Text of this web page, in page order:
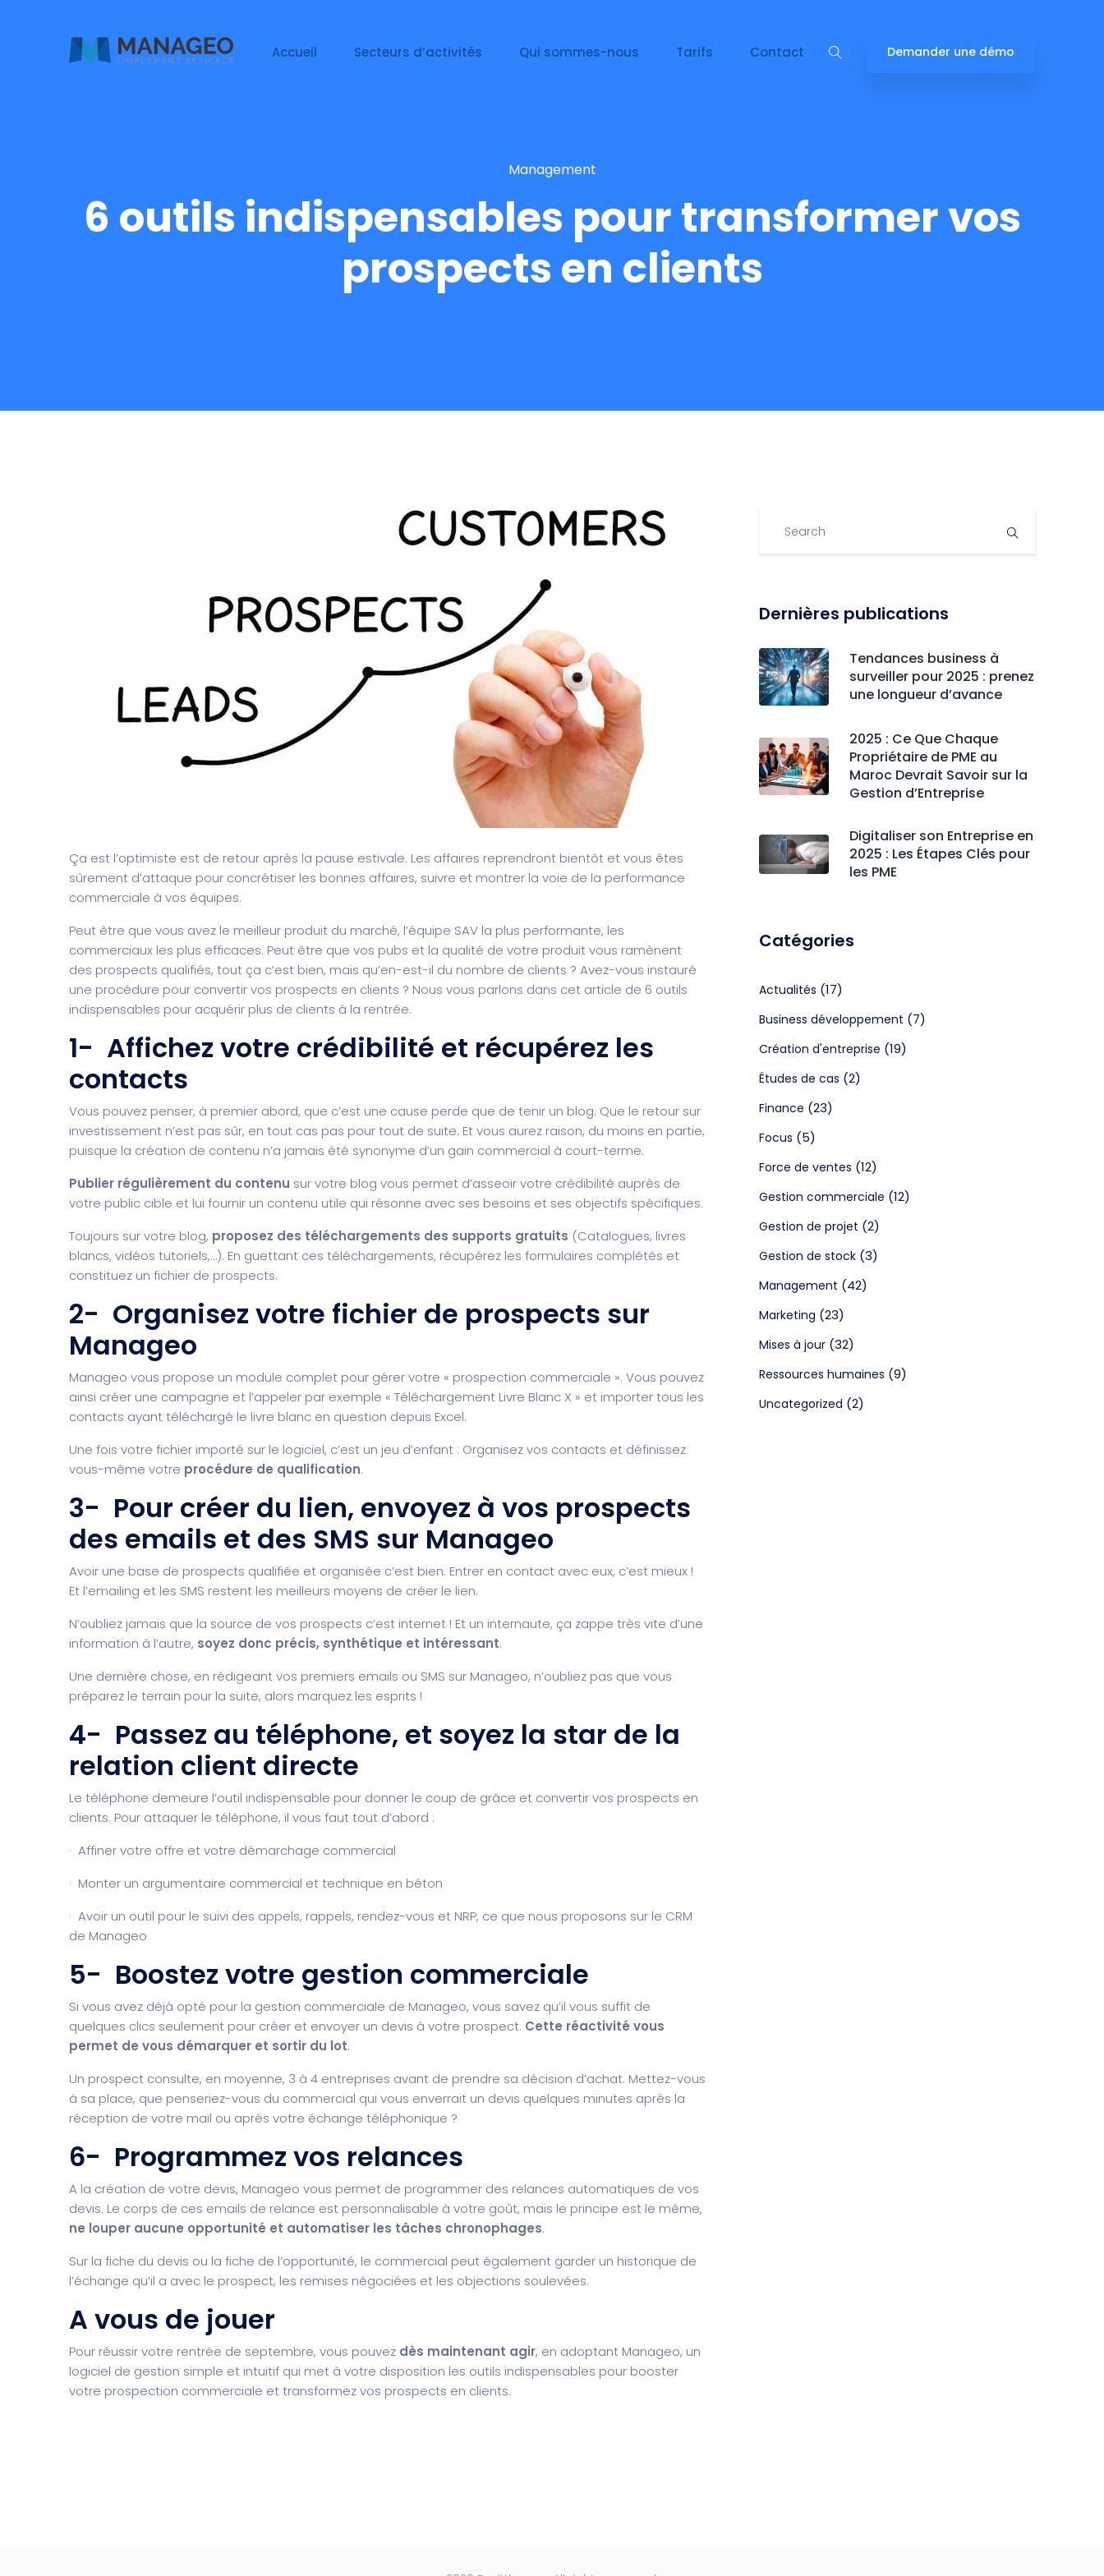
Accueil Secteurs d’activités Qui sommes-nous Tarifs Contact Demander une démo
Management
6 outils indispensables pour transformer vos
prospects en clients
Ça est l’optimiste est de retour après la pause estivale. Les affaires reprendront bientôt et vous êtes
sûrement d’attaque pour concrétiser les bonnes affaires, suivre et montrer la voie de la performance
commerciale à vos équipes.
Peut être que vous avez le meilleur produit du marché, l’équipe SAV la plus performante, les
commerciaux les plus efficaces. Peut être que vos pubs et la qualité de votre produit vous ramènent
des prospects qualifiés, tout ça c’est bien, mais qu’en-est-il du nombre de clients ? Avez-vous instauré
une procédure pour convertir vos prospects en clients ? Nous vous parlons dans cet article de 6 outils
indispensables pour acquérir plus de clients à la rentrée.
1- Affichez votre crédibilité et récupérez les
contacts
Vous pouvez penser, à premier abord, que c’est une cause perde que de tenir un blog. Que le retour sur
investissement n’est pas sûr, en tout cas pas pour tout de suite. Et vous aurez raison, du moins en partie,
puisque la création de contenu n’a jamais été synonyme d’un gain commercial à court-terme.
Publier régulièrement du contenu sur votre blog vous permet d’asseoir votre crédibilité auprès de
votre public cible et lui fournir un contenu utile qui résonne avec ses besoins et ses objectifs spécifiques.
Toujours sur votre blog, proposez des téléchargements des supports gratuits (Catalogues, livres
blancs, vidéos tutoriels,…). En guettant ces téléchargements, récupérez les formulaires complétés et
constituez un fichier de prospects.
2- Organisez votre fichier de prospects sur
Manageo
Manageo vous propose un module complet pour gérer votre « prospection commerciale ». Vous pouvez
ainsi créer une campagne et l’appeler par exemple « Téléchargement Livre Blanc X » et importer tous les
contacts ayant téléchargé le livre blanc en question depuis Excel.
Une fois votre fichier importé sur le logiciel, c’est un jeu d’enfant : Organisez vos contacts et définissez
vous-même votre procédure de qualification.
3- Pour créer du lien, envoyez à vos prospects
des emails et des SMS sur Manageo
Avoir une base de prospects qualifiée et organisée c’est bien. Entrer en contact avec eux, c’est mieux !
Et l’emailing et les SMS restent les meilleurs moyens de créer le lien.
N’oubliez jamais que la source de vos prospects c’est internet ! Et un internaute, ça zappe très vite d’une
information à l’autre, soyez donc précis, synthétique et intéressant.
Une dernière chose, en rédigeant vos premiers emails ou SMS sur Manageo, n’oubliez pas que vous
préparez le terrain pour la suite, alors marquez les esprits !
4- Passez au téléphone, et soyez la star de la
relation client directe
Le téléphone demeure l’outil indispensable pour donner le coup de grâce et convertir vos prospects en
clients. Pour attaquer le téléphone, il vous faut tout d’abord :
· Affiner votre offre et votre démarchage commercial
· Monter un argumentaire commercial et technique en béton
· Avoir un outil pour le suivi des appels, rappels, rendez-vous et NRP, ce que nous proposons sur le CRM
de Manageo
5- Boostez votre gestion commerciale
Si vous avez déjà opté pour la gestion commerciale de Manageo, vous savez qu’il vous suffit de
quelques clics seulement pour créer et envoyer un devis à votre prospect. Cette réactivité vous
permet de vous démarquer et sortir du lot.
Un prospect consulte, en moyenne, 3 à 4 entreprises avant de prendre sa décision d’achat. Mettez-vous
à sa place, que penseriez-vous du commercial qui vous enverrait un devis quelques minutes après la
réception de votre mail ou après votre échange téléphonique ?
6- Programmez vos relances
A la création de votre devis, Manageo vous permet de programmer des relances automatiques de vos
devis. Le corps de ces emails de relance est personnalisable à votre goût, mais le principe est le même,
ne louper aucune opportunité et automatiser les tâches chronophages.
Sur la fiche du devis ou la fiche de l’opportunité, le commercial peut également garder un historique de
l’échange qu’il a avec le prospect, les remises négociées et les objections soulevées.
A vous de jouer
Pour réussir votre rentrée de septembre, vous pouvez dès maintenant agir, en adoptant Manageo, un
logiciel de gestion simple et intuitif qui met à votre disposition les outils indispensables pour booster
votre prospection commerciale et transformez vos prospects en clients.
Dernières publications
Tendances business à
surveiller pour 2025 : prenez
une longueur d’avance
2025 : Ce Que Chaque
Propriétaire de PME au
Maroc Devrait Savoir sur la
Gestion d’Entreprise
Digitaliser son Entreprise en
2025 : Les Étapes Clés pour
les PME
Catégories
Actualités (17)
Business développement (7)
Création d'entreprise (19)
Études de cas (2)
Finance (23)
Focus (5)
Force de ventes (12)
Gestion commerciale (12)
Gestion de projet (2)
Gestion de stock (3)
Management (42)
Marketing (23)
Mises à jour (32)
Ressources humaines (9)
Uncategorized (2)